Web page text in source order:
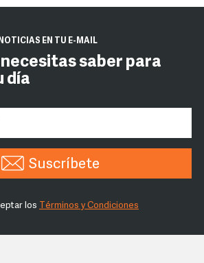
EN TU E-MAIL
necesitas saber para
día
Suscríbete
los Términos y Condiciones